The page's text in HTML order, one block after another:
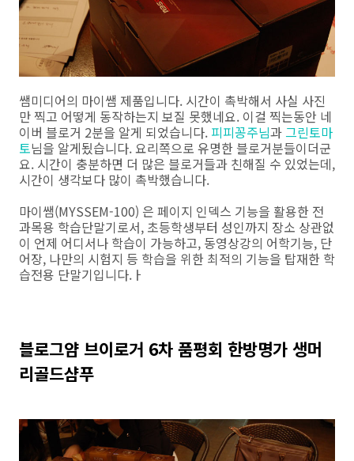
쌤미디어의 마이쌤 제품입니다. 시간이 촉박해서 사실 사진
만 찍고 어떻게 동작하는지 보질 못했네요. 이걸 찍는동안 네
이버 블로거 2분을 알게 되었습니다. 피피꽁주님과 그린토마
토님을 알게됬습니다. 요리쪽으로 유명한 블로거분들이더군
요. 시간이 충분하면 더 많은 블로거들과 친해질 수 있었는데,
시간이 생각보다 많이 촉박했습니다.
마이쌤(MYSSEM-100) 은 페이지 인덱스 기능을 활용한 전
과목용 학습단말기로서, 초등학생부터 성인까지 장소 상관없
이 언제 어디서나 학습이 가능하고, 동영상강의 어학기능, 단
어장, 나만의 시험지 등 학습을 위한 최적의 기능을 탑재한 학
습전용 단말기입니다.ㅏ
블로그얌 브이로거 6차 품평회 한방명가 생머
리골드샴푸